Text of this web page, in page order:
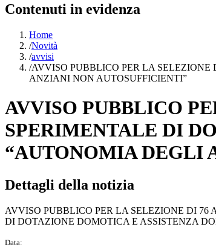
Contenuti in evidenza
Home
/Novità
/avvisi
/AVVISO PUBBLICO PER LA
ANZIANI NON AUTOSUFFICIENTI”
AVVISO PUBBLICO
SPERIMENTALE DI
“AUTONOMIA DEGLI
Dettagli della notizia
AVVISO PUBBLICO PER LA SELEZIONE DI
DI DOTAZIONE DOMOTICA E ASSISTENZA
Data: